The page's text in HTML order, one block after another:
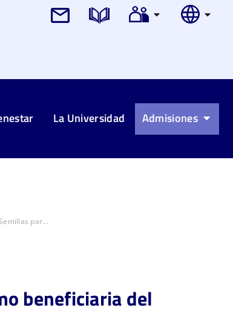
La Universidad Admisiones
par...
beneficiaria del